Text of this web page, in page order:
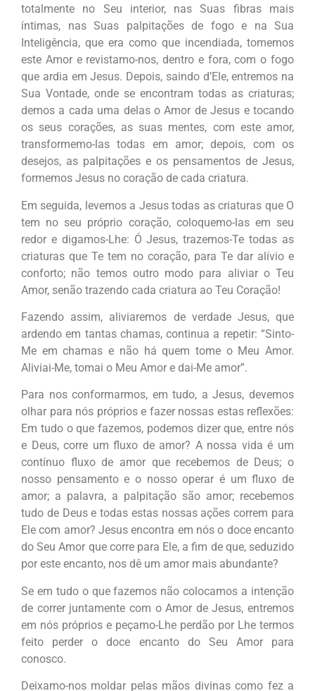
totalmente no Seu interior, nas Suas fibras mais
íntimas, nas Suas palpitações de fogo e na Sua
Inteligência, que era como que incendiada, tomemos
este Amor e revistamo-nos, dentro e fora, com o fogo
que ardia em Jesus. Depois, saindo d’Ele, entremos na
Sua Vontade, onde se encontram todas as criaturas;
demos a cada uma delas o Amor de Jesus e tocando
os seus corações, as suas mentes, com este amor,
transformemo-las todas em amor; depois, com os
desejos, as palpitações e os pensamentos de Jesus,
formemos Jesus no coração de cada criatura.
Em seguida, levemos a Jesus todas as criaturas que O
tem no seu próprio coração, coloquemo-las em seu
redor e digamos-Lhe: Ó Jesus, trazemos-Te todas as
criaturas que Te tem no coração, para Te dar alívio e
conforto; não temos outro modo para aliviar o Teu
Amor, senão trazendo cada criatura ao Teu Coração!
Fazendo assim, aliviaremos de verdade Jesus, que
ardendo em tantas chamas, continua a repetir: “Sinto-
Me em chamas e não há quem tome o Meu Amor.
Aliviai-Me, tomai o Meu Amor e dai-Me amor”.
Para nos conformarmos, em tudo, a Jesus, devemos
olhar para nós próprios e fazer nossas estas reflexões:
Em tudo o que fazemos, podemos dizer que, entre nós
e Deus, corre um fluxo de amor? A nossa vida é um
contínuo fluxo de amor que recebemos de Deus; o
nosso pensamento e o nosso operar é um fluxo de
amor; a palavra, a palpitação são amor; recebemos
tudo de Deus e todas estas nossas ações correm para
Ele com amor? Jesus encontra em nós o doce encanto
do Seu Amor que corre para Ele, a fim de que, seduzido
por este encanto, nos dê um amor mais abundante?
Se em tudo o que fazemos não colocamos a intenção
de correr juntamente com o Amor de Jesus, entremos
em nós próprios e peçamo-Lhe perdão por Lhe termos
feito perder o doce encanto do Seu Amor para
conosco.
Deixamo-nos moldar pelas mãos divinas como fez a